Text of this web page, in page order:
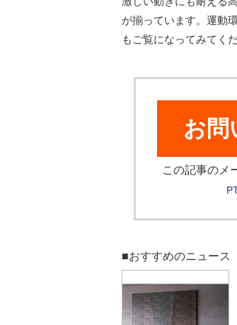
が揃っています。運動
もご覧になってみてくだ
お問
この記事のメ
■おすすめのニュース